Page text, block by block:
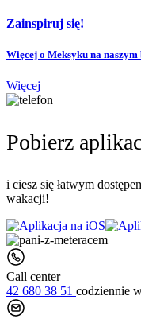
Zainspiruj się!
Więcej o Meksyku na naszym
Więcej
Pobierz
i ciesz się łatwym
wakacji!
Call center
42 680 38 51 codziennie